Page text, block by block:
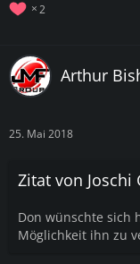
2
Arthur
25. Mai 2018
Zitat von Joschi
Don wünschte sich
Möglichkeit ihn zu